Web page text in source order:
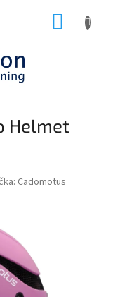
Helmet
Cadomotus